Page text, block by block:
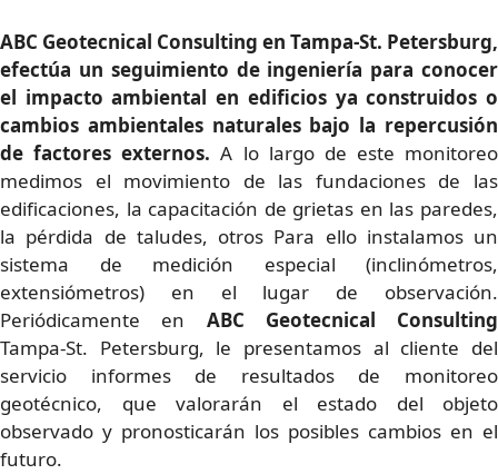
ABC Geotecnical Consulting en Tampa-St. Petersburg,
efectúa un seguimiento de ingeniería para conocer
el impacto ambiental en edificios ya construidos o
cambios ambientales naturales bajo la repercusión
de factores externos.A lo largo de este monitoreo
medimos el movimiento de las fundaciones de las
edificaciones, la capacitación de grietas en las paredes,
la pérdida de taludes, otros Para ello instalamos un
sistema de medición especial (inclinómetros,
extensiómetros) en el lugar de observación.
Periódicamente en ABC Geotecnical Consulting
Tampa-St. Petersburg, le presentamos al cliente del
servicio informes de resultados de monitoreo
geotécnico, que valorarán el estado del objeto
observado y pronosticarán los posibles cambios en el
futuro.